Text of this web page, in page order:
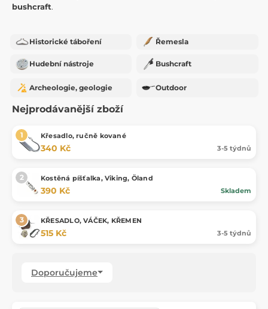
bushcraft.
Historické táboření Řemesla
Hudební nástroje Bushcraft
Archeologie, geologie Outdoor
Nejprodávanější zboží
Křesadlo, ručně kované
340 Kč 3-5 týdnů
Kostěná píšťalka, Viking, Öland
390 Kč Skladem
KŘESADLO, VÁČEK, KŘEMEN
515 Kč 3-5 týdnů
Doporučujeme